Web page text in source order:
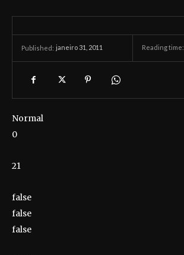
Published: janeiro 31, 2011 Reading time:
Normal
0
21
false
false
false